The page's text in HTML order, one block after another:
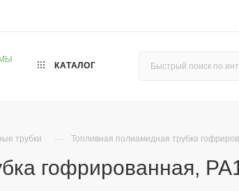
КАТАЛОГ
трубки — Топливная полиамидная трубка
гофрированная,